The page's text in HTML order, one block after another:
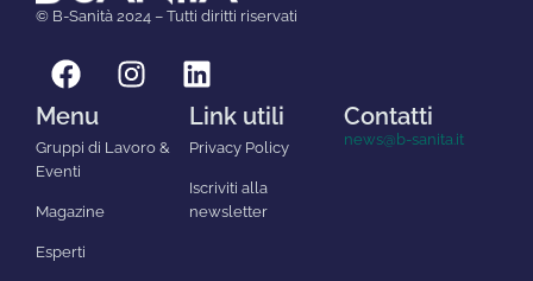
© B-Sanità 2024 – Tutti diritti riservati
Menu
Gruppi di Lavoro &
Eventi
Magazine
Esperti
Link utili
Privacy Policy
Iscriviti alla
newsletter
Contatti
news@b-sanita.it